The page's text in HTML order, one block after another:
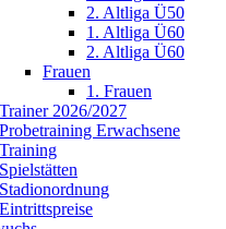
2. Altliga Ü50
1. Altliga Ü60
2. Altliga Ü60
Frauen
1. Frauen
Trainer 2026/2027
Probetraining Erwachsene
Training
Spielstätten
Stadionordnung
Eintrittspreise